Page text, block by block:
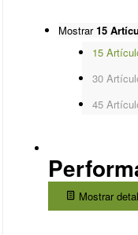
Mostrar15
15
30
45
Mostrar